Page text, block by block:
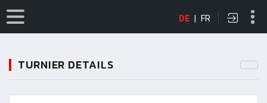
DE | FR
TURNIER DETAILS